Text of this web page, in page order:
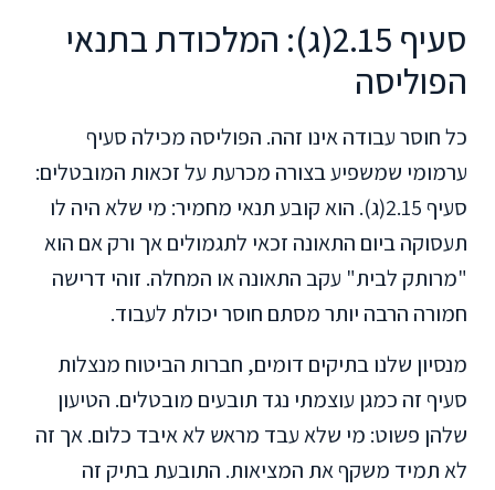
סעיף 2.15(ג): המלכודת בתנאי
הפוליסה
כל חוסר עבודה אינו זהה. הפוליסה מכילה סעיף
ערמומי שמשפיע בצורה מכרעת על זכאות המובטלים:
סעיף 2.15(ג). הוא קובע תנאי מחמיר: מי שלא היה לו
תעסוקה ביום התאונה זכאי לתגמולים אך ורק אם הוא
"מרותק לבית" עקב התאונה או המחלה. זוהי דרישה
חמורה הרבה יותר מסתם חוסר יכולת לעבוד.
מנסיון שלנו בתיקים דומים, חברות הביטוח מנצלות
סעיף זה כמגן עוצמתי נגד תובעים מובטלים. הטיעון
שלהן פשוט: מי שלא עבד מראש לא איבד כלום. אך זה
לא תמיד משקף את המציאות. התובעת בתיק זה